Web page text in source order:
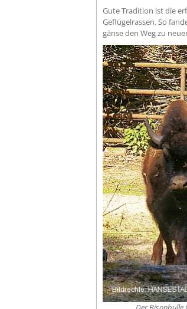
Gute Tradition ist die
Geflügelrassen. So
gänse den Weg zu